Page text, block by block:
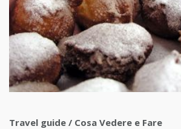
Travel guide / Cosa Vedere e Fare